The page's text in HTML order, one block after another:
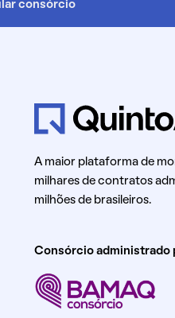
consórcio
A maior plataforma de
milhares de contratos
milhões de brasileiros.
Consórcio administrado